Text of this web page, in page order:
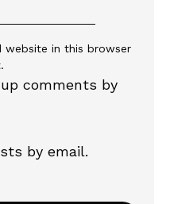
website in this browser
comments by
by email.